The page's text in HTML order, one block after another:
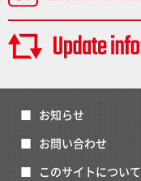
お知らせ
お問い合わせ
このサイトについて